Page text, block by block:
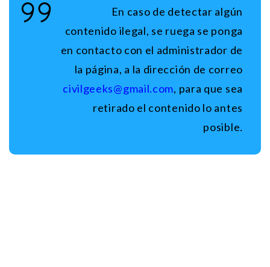
En caso de detectar algún
contenido ilegal, se ruega se ponga
en contacto con el administrador de
la página, a la dirección de correo
civilgeeks@gmail.com, para que sea
retirado el contenido lo antes
posible.